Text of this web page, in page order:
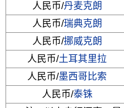
人民币/丹麦克朗
人民币/瑞典克朗
人民币/挪威克朗
人民币/土耳其里拉
人民币/墨西哥比索
人民币/泰铢